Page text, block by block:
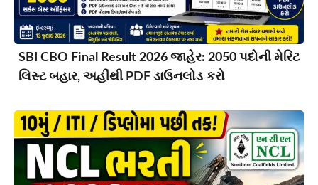
SBI CBO Final Result 2026 જાહેર: 2050 પદોની મેરિટ
લિસ્ટ બહાર, અહીંથી PDF ડાઉનલોડ કરો